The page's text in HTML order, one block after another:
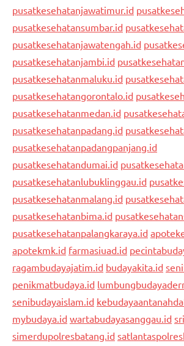
pusatkesehatanjawatimur.id
pusatkesehatansumbar.id
pusatkesehatanjawatengah.id
pusatkesehatanjambi.id
pusatkesehatanmaluku.id
pusatkesehatangorontalo.id
pusatkesehatanmedan.id
pusatkesehatanpadang.id
pusatkesehatanpadangpanjang.id
pusatkesehatandumai.id
pusatkesehatanlubuklinggau.id
pusatkesehatanmalang.id
pusatkesehatanbima.id
pusatkesehatanpalangkaraya.id
apotekmk.id farmasiuad.id
ragambudayajatim.id budayakita.id
penikmatbudaya.id
senibudayaislam.id
mybudaya.id wartabudayasanggau.id
simerdupolresbatang.id